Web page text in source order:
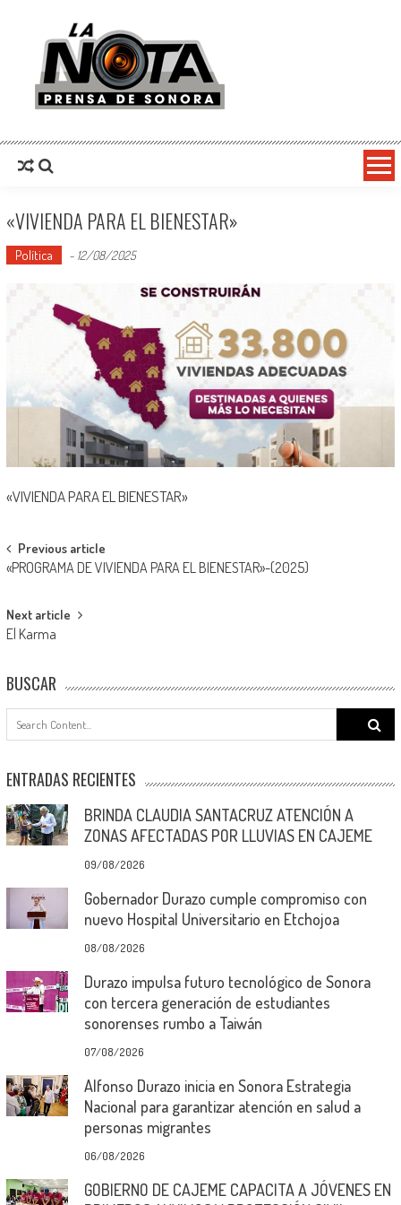
La Nota Prensa De Sonora
«VIVIENDA PARA EL BIENESTAR»
Política - 12/08/2025
«VIVIENDA PARA EL BIENESTAR»
Post
navigation
Previous article
«PROGRAMA DE VIVIENDA PARA EL BIENESTAR»-(2025)
Next article
El Karma
BUSCAR
Search
for:
ENTRADAS RECIENTES
BRINDA CLAUDIA SANTACRUZ ATENCIÓN A
ZONAS AFECTADAS POR LLUVIAS EN CAJEME
09/08/2026
Gobernador Durazo cumple compromiso con
nuevo Hospital Universitario en Etchojoa
08/08/2026
Durazo impulsa futuro tecnológico de Sonora
con tercera generación de estudiantes
sonorenses rumbo a Taiwán
07/08/2026
Alfonso Durazo inicia en Sonora Estrategia
Nacional para garantizar atención en salud a
personas migrantes
06/08/2026
GOBIERNO DE CAJEME CAPACITA A JÓVENES EN